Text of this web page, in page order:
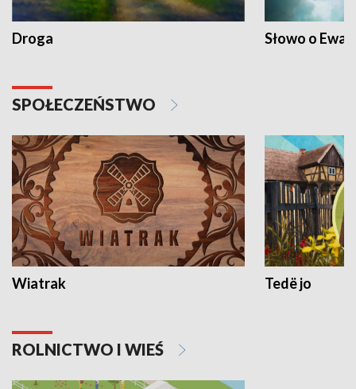
Droga Słowo o
SPOŁECZEŃSTWO
Wiatrak Tedë jo
ROLNICTWO I WIEŚ